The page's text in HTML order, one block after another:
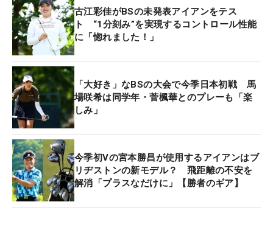
古江彩佳がBSの未発表アイアンをテス
ト “1分刻み”を実現するコントロール性能
に「惚れました！」
「大好き」なBSの大会で今季日本初戦 馬
場咲希は同学年・菅楓華とのプレーも「楽
しみ」
今季初Vの宮本勝昌が使用するアイアンはブ
リヂストンの新モデル？ 飛距離の不安を
解消「プラスなだけに」【勝者のギア】